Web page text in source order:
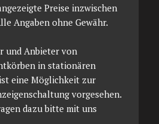
Preise inzwischen
Angaben ohne Gewähr.
und Anbieter von
in stationären
eine Möglichkeit zur
vorgesehen.
dazu bitte mit uns